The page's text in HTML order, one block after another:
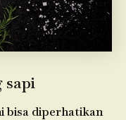
sapi
bisa diperhatikan